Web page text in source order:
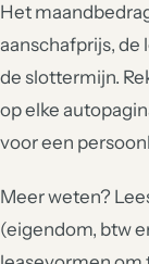
Het
aanschafprijs, de
de slottermijn.
op elke
voor een
Meer weten?
(eigendom, btw